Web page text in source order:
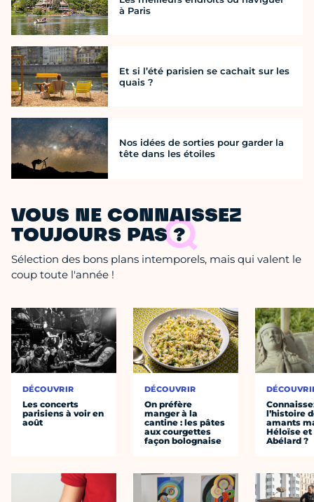
à Paris
Et si l’été parisien se cachait sur les
quais ?
Nos idées de sorties pour garder la
tête dans les étoiles
VOUS NE CONNAISSEZ
TOUJOURS PAS ?
Sélection des bons plans intemporels, mais qui valent le
coup toute l'année !
DÉCOUVRIR
Les concerts
parisiens à voir en
août
DÉCOUVRIR
On préfère
manger à la
cantine : les pâtes
aux courgettes
façon bolognaise
l’histoire
amants
Héloïse et
Abélard ?